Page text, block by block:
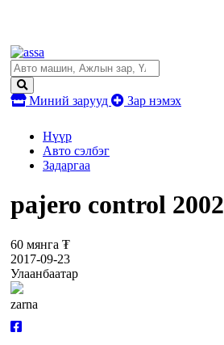
Миний зарууд Зар нэмэх
Нүүр
Авто сэлбэг
Задаргаа
pajero control 2002
60 мянга ₮
2017-09-23
Улаанбаатар
zarna